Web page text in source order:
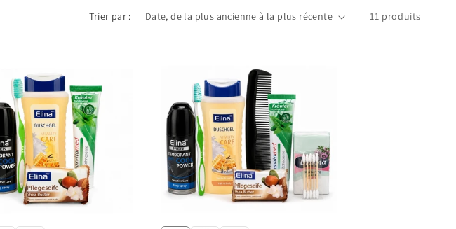
Trier par : 11 produits